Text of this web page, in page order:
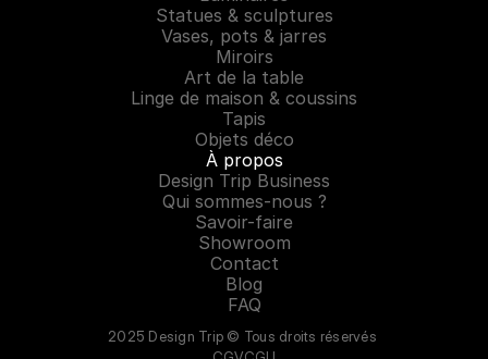
Statues & sculptures
Vases, pots & jarres
Miroirs
Art de la table
Linge de maison & coussins
Tapis
Objets déco
À propos
Design Trip Business
Qui sommes-nous ?
Savoir-faire
Showroom
Contact
Blog
FAQ
2025 Design Trip © Tous droits réservés